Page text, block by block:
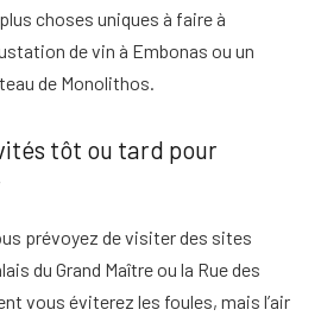
choses uniques à faire à
de vin à Embonas ou un
de Monolithos.
tôt ou tard pour
prévoyez de visiter des sites
du Grand Maître ou la Rue des
vous éviterez les foules, mais l’air